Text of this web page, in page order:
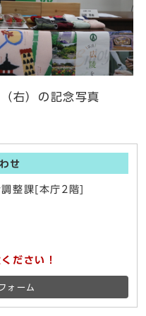
右）の記念写真
せ
整課[本庁2階]
ださい！
ォーム